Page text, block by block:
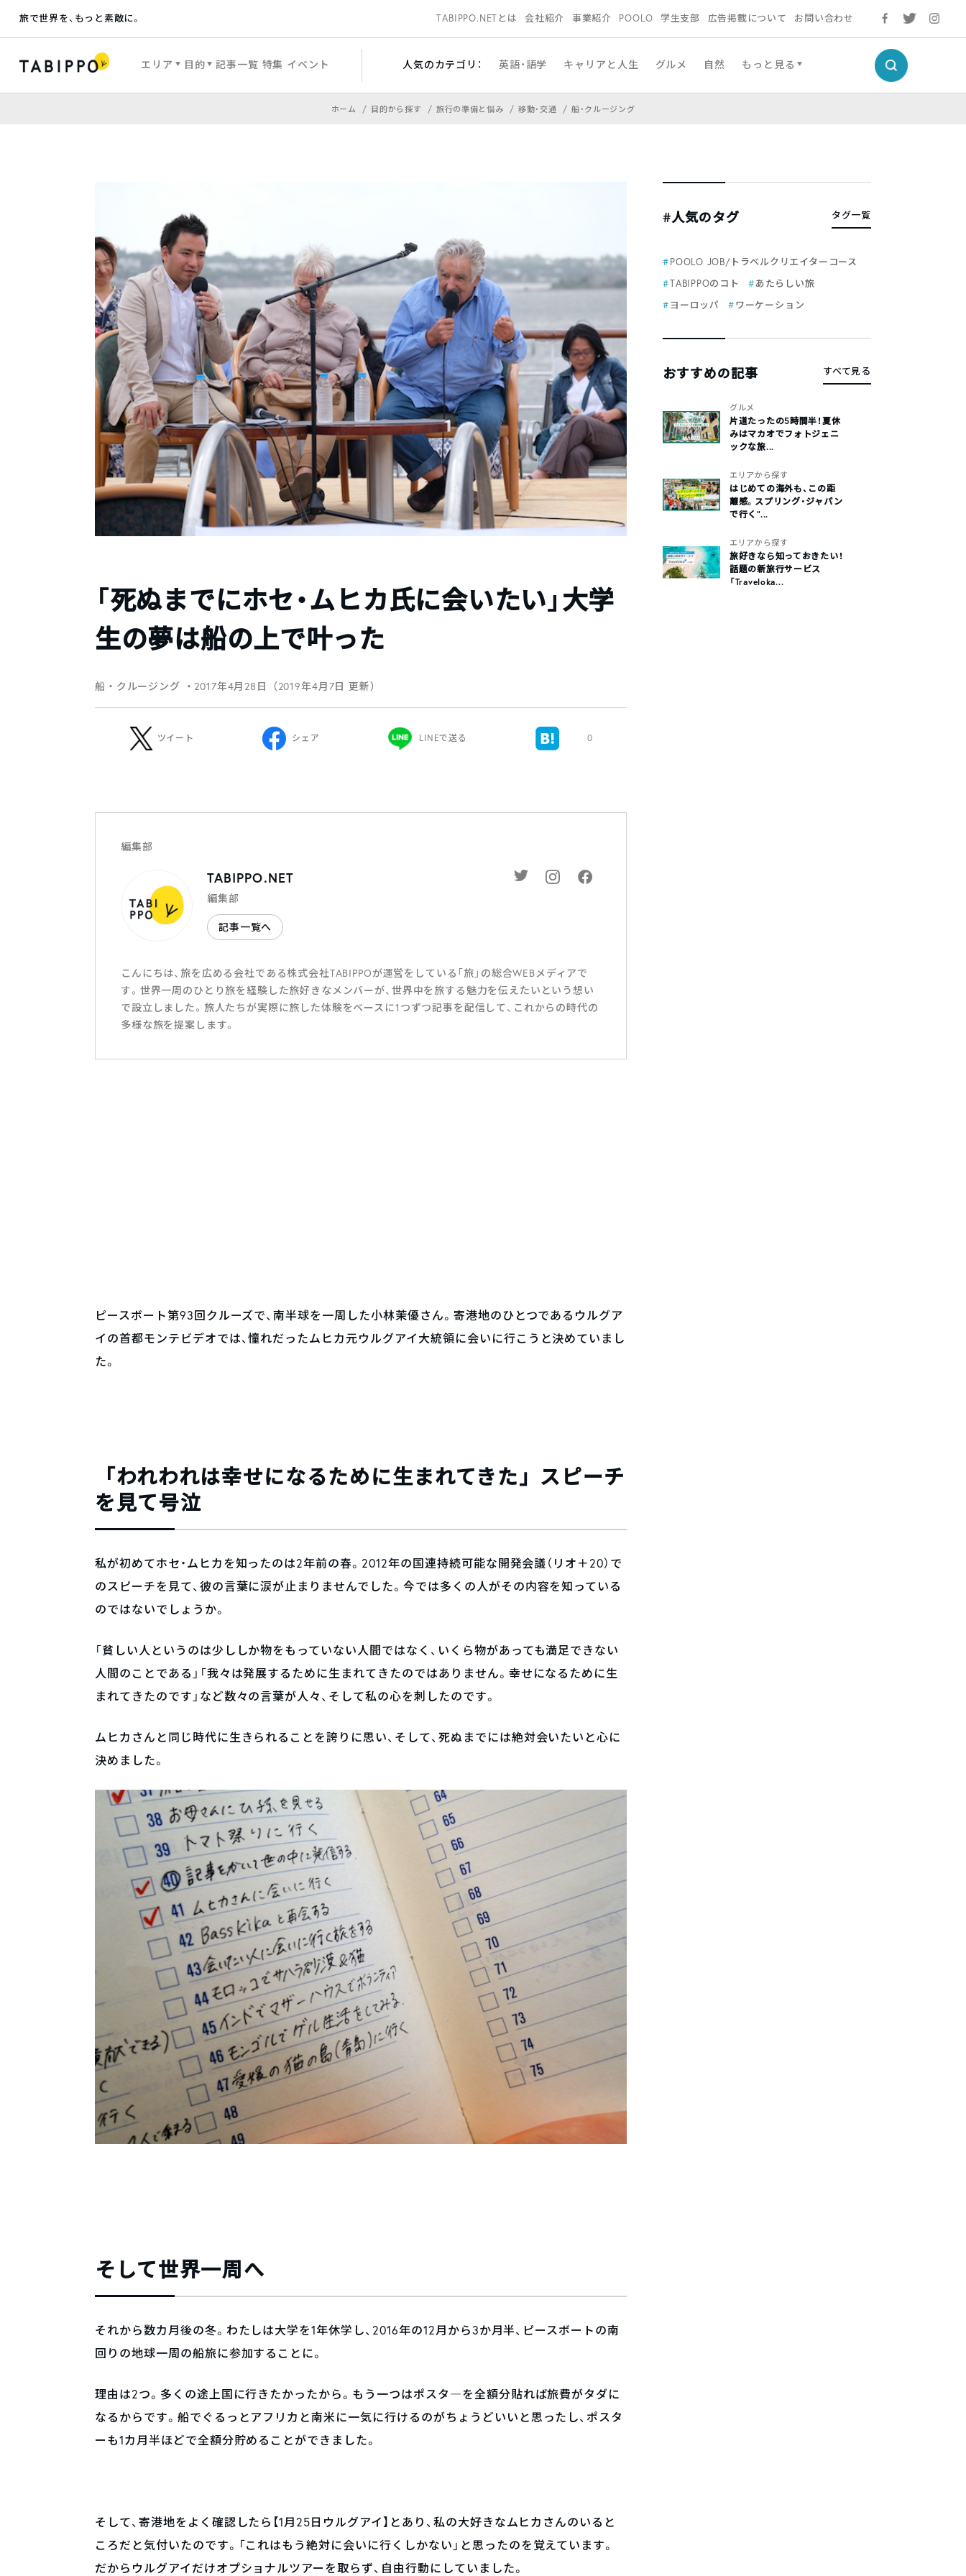
旅で世界を、もっと素敵に。 TABIPPO.NETとは 会社紹介 事業紹介 POOLO 学生支部 広告掲載について お問い合わせ
エリア 目的 記事一覧 特集 イベント 人気のカテゴリ： 英語・語学 キャリアと人生 グルメ 自然 もっと見る
ホーム 目的から探す 旅行の準備と悩み 移動・交通 船・クルージング
「死ぬまでにホセ・ムヒカ氏に会いたい」大学
生の夢は船の上で叶った
船・クルージング ・2017年4月28日（2019年4月7日 更新）
ツイート シェア LINEで送る 0
編集部
TABIPPO.NET
編集部
記事一覧へ
こんにちは、旅を広める会社である株式会社TABIPPOが運営をしている「旅」の総合WEBメディアで
す。世界一周のひとり旅を経験した旅好きなメンバーが、世界中を旅する魅力を伝えたいという想い
で設立しました。旅人たちが実際に旅した体験をベースに1つずつ記事を配信して、これからの時代の
多様な旅を提案します。
ピースボート第93回クルーズで、南半球を一周した小林茉優さん。寄港地のひとつであるウルグア
イの首都モンテビデオでは、憧れだったムヒカ元ウルグアイ大統領に会いに行こうと決めていまし
た。
「われわれは幸せになるために生まれてきた」スピーチ
を見て号泣
私が初めてホセ・ムヒカを知ったのは2年前の春。2012年の国連持続可能な開発会議（リオ＋20）で
のスピーチを見て、彼の言葉に涙が止まりませんでした。今では多くの人がその内容を知っている
のではないでしょうか。
「貧しい人というのは少ししか物をもっていない人間ではなく、いくら物があっても満足できない
人間のことである」「我々は発展するために生まれてきたのではありません。幸せになるために生
まれてきたのです」など数々の言葉が人々、そして私の心を刺したのです。
ムヒカさんと同じ時代に生きられることを誇りに思い、そして、死ぬまでには絶対会いたいと心に
決めました。
そして世界一周へ
それから数カ月後の冬。わたしは大学を1年休学し、2016年の12月から3か月半、ピースボートの南
回りの地球一周の船旅に参加することに。
理由は2つ。多くの途上国に行きたかったから。もう一つはポスタ―を全額分貼れば旅費がタダに
なるからです。船でぐるっとアフリカと南米に一気に行けるのがちょうどいいと思ったし、ポスタ
ーも1カ月半ほどで全額分貯めることができました。
そして、寄港地をよく確認したら【1月25日ウルグアイ】とあり、私の大好きなムヒカさんのいると
ころだと気付いたのです。「これはもう絶対に会いに行くしかない」と思ったのを覚えています。
だからウルグアイだけオプショナルツアーを取らず、自由行動にしていました。
#人気のタグ タグ一覧
POOLO JOB/トラベルクリエイターコース
TABIPPOのコト
あたらしい旅
ヨーロッパ
ワーケーション
おすすめの記事 すべて見る
グルメ
片道たったの5時間半！夏休
みはマカオでフォトジェニ
ックな旅...
エリアから探す
はじめての海外も、この距
離感。スプリング・ジャパン
で行く“...
エリアから探す
旅好きなら知っておきたい！
話題の新旅行サービス
「Traveloka...